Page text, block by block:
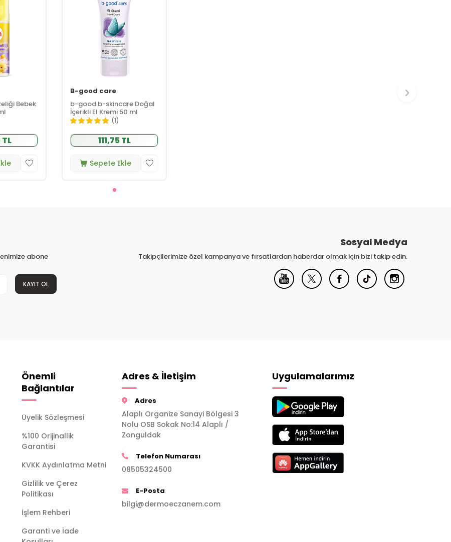
Bebek
B-good care
b-good b-skincare Doğal
İçerikli El Kremi 50 ml
(1)
111,75 TL
Sepete Ekle
abone
KAYIT OL
Sosyal Medya
Takipçilerimize özel kampanya ve fırsatlardan haberdar olmak için bizi takip edin.
Önemli
Bağlantılar
Üyelik Sözleşmesi
%100 Orijinallik
Garantisi
KVKK Aydınlatma Metni
Gizlilik ve Çerez
Politikası
İşlem Rehberi
Garanti ve İade
Adres & İletişim
Adres
Alaplı Organize Sanayi Bölgesi 3
Nolu OSB Sokak No:14 Alaplı /
Zonguldak
Telefon Numarası
08505324500
E-Posta
bilgi@dermoeczanem.com
Uygulamalarımız